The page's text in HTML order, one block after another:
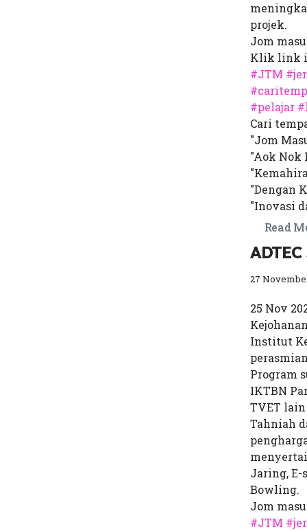
projek.
Jom
Klik link
#JTM
#pelajar
Cari
"Jom
"Aok Nok
"Dengan
"Inovasi
Read
27
25 Nov
Institut
Program
IKTBN
TVET
Tahniah
Jaring, E-
Bowling.
Jom
#JTM